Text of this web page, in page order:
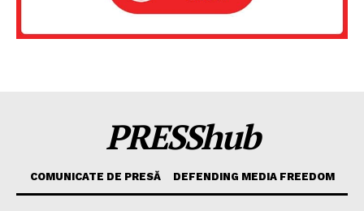
PRESShub
COMUNICATE DE PRESĂ DEFENDING MEDIA FREEDOM